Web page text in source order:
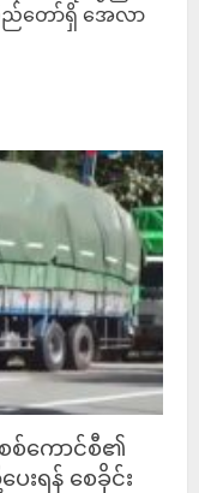
ည်တော်ရှိ အေလာ
စ်ကောင်စီ၏
ေးရန် စေခိုင်း